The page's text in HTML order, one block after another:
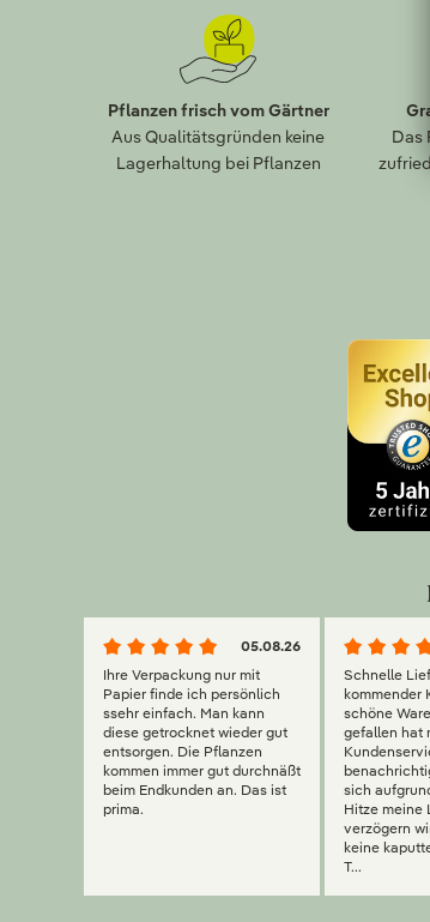
Pflanzen frisch vom Gärtner
Aus Qualitätsgründen keine
Lagerhaltung bei Pflanzen
Das
05.08.26
Ihre Verpackung nur mit
Papier finde ich persönlich
ssehr einfach. Man kann
diese getrocknet wieder gut
entsorgen. Die Pflanzen
kommen immer gut durchnäßt
beim Endkunden an. Das ist
prima.
Schnelle
kommender
schöne
gefallen hat
sich
Hitze meine
verzögern
keine
T...